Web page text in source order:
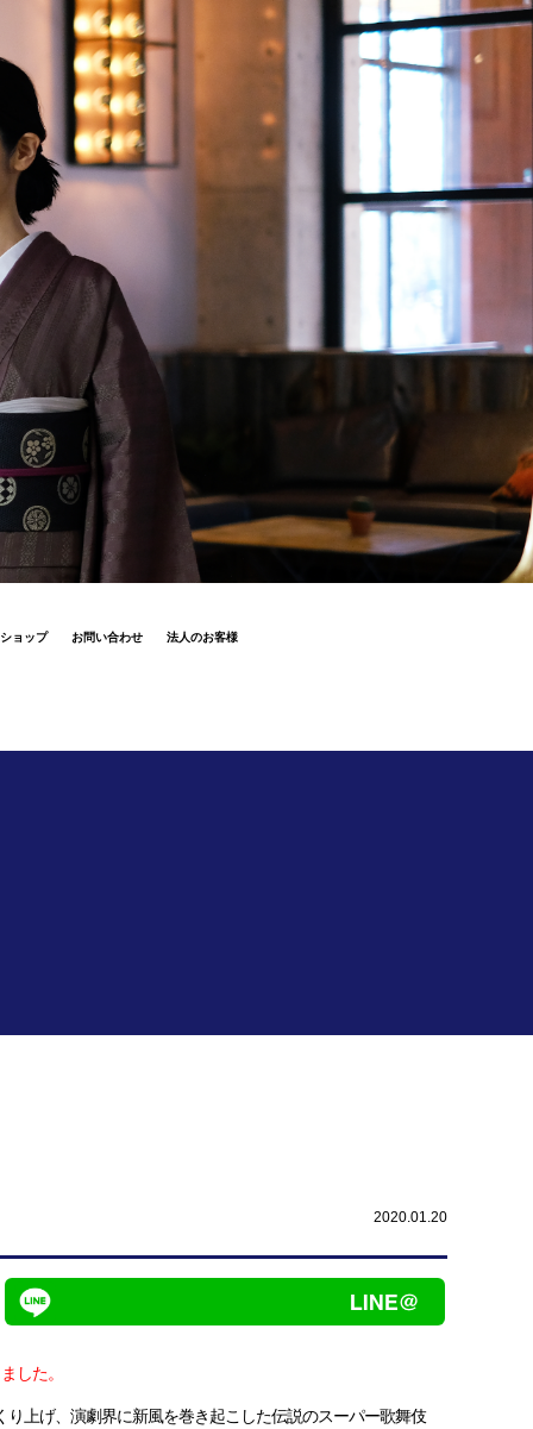
ョップ お問い合わせ 法人のお客様
2020.01.20
した。
り上げ、演劇界に新風を巻き起こした伝説のスーパー歌舞伎